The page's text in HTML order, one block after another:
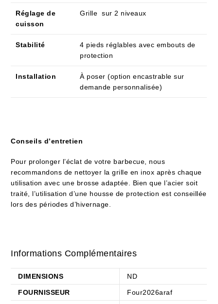
Réglage de
cuisson
Grille sur 2 niveaux
Stabilité
4 pieds réglables avec embouts de
protection
Installation
À poser (option encastrable sur
demande personnalisée)
Conseils d’entretien
Pour prolonger l’éclat de votre barbecue, nous
recommandons de nettoyer la grille en inox après chaque
utilisation avec une brosse adaptée. Bien que l’acier soit
traité, l’utilisation d’une housse de protection est conseillée
lors des périodes d’hivernage.
Informations Complémentaires
DIMENSIONS ND
FOURNISSEUR Four2026araf